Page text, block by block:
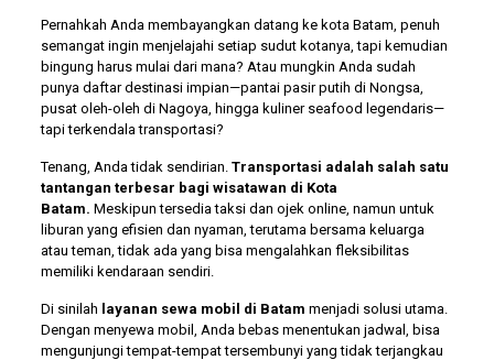
Pernahkah Anda membayangkan datang ke kota Batam, penuh
semangat ingin menjelajahi setiap sudut kotanya, tapi kemudian
bingung harus mulai dari mana? Atau mungkin Anda sudah
punya daftar destinasi impian—pantai pasir putih di Nongsa,
pusat oleh-oleh di Nagoya, hingga kuliner seafood legendaris—
tapi terkendala transportasi?
Tenang, Anda tidak sendirian. Transportasi adalah salah satu
tantangan terbesar bagi wisatawan di Kota
Batam. Meskipun tersedia taksi dan ojek online, namun untuk
liburan yang efisien dan nyaman, terutama bersama keluarga
atau teman, tidak ada yang bisa mengalahkan fleksibilitas
memiliki kendaraan sendiri.
Di sinilah layanan sewa mobil di Batam menjadi solusi utama.
Dengan menyewa mobil, Anda bebas menentukan jadwal, bisa
mengunjungi tempat-tempat tersembunyi yang tidak terjangkau